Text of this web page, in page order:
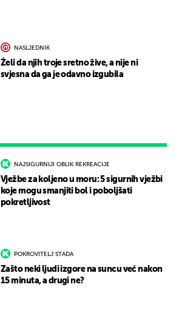
NAJSIGURNIJI OBLIK REKREACIJE
Vježbe za koljeno u moru: 5 sigurnih vježbi
koje mogu smanjiti bol i poboljšati
pokretljivost
POKROVITELJ STADA
Zašto neki ljudi izgore na suncu već nakon
15 minuta, a drugi ne?
NASLJEDNIK
Želi da njih troje sretno žive, a nije ni
svjesna da ga je odavno izgubila